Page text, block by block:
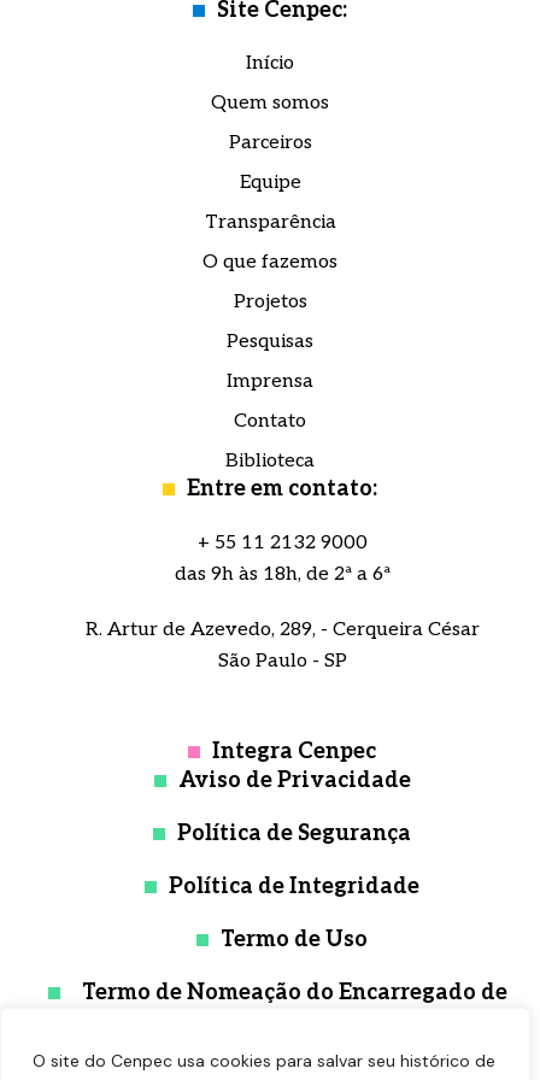
O site do Cenpec usa cookies para salvar seu histórico de
Site Cenpec:
Início
Quem somos
Parceiros
Equipe
Transparência
O que fazemos
Projetos
Pesquisas
Imprensa
Contato
Biblioteca
Entre em contato:
+ 55 11 2132 9000
das 9h às 18h, de 2ª a 6ª
R. Artur de Azevedo, 289, - Cerqueira César
São Paulo - SP
Integra Cenpec
Aviso de Privacidade
Política de Segurança
Política de Integridade
Termo de Uso
Termo de Nomeação do Encarregado de